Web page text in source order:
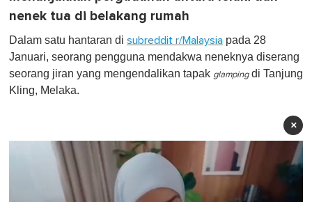
nenek tua di belakang rumah
Dalam satu hantaran di subreddit r/Malaysia pada 28
Januari, seorang pengguna mendakwa neneknya diserang
seorang jiran yang mengendalikan tapak glampingdi Tanjung
Kling, Melaka.
×